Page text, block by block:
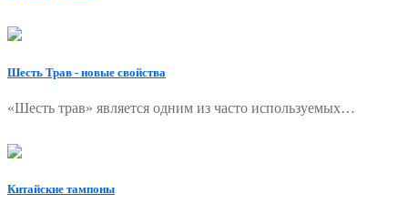
Шесть Трав - новые свойства
«Шесть трав» является одним из часто используемых…
Китайские тампоны